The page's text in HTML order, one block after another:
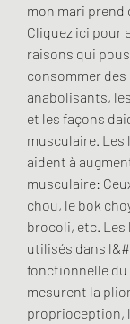
mon mari prend
Cliquez ici pour
raisons qui
consommer
anabolisants,
et les façons
musculaire. Les
aident à
musculaire:
chou, le bok
brocoli, etc.
utilisés dans
fonctionnelle du
mesurent la
proprioception,